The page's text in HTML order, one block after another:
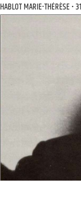
HABLOT MARIE-THÉRÈSE